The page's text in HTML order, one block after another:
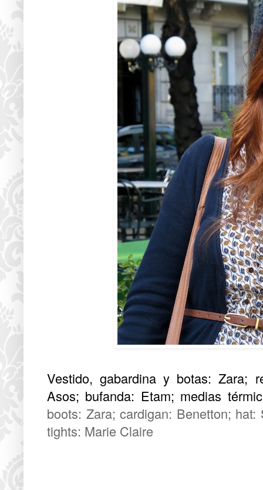
Vestido, gabardina y botas: Zara;
Asos; bufanda: Etam; medias
boots: Zara; cardigan: Benetton;
tights: Marie Claire